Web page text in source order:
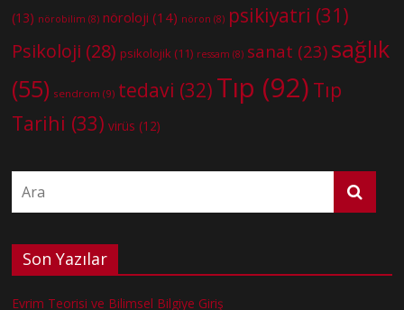
(13) nörobilim (8) nöroloji (14) nöron (8) psikiyatri (31)
Psikoloji (28) psikolojik (11) ressam (8) sanat (23) sağlık
(55) sendrom (9) tedavi (32) Tıp (92) Tıp
Tarihi (33) virüs (12)
Son Yazılar
Evrim Teorisi ve Bilimsel Bilgiye Giriş